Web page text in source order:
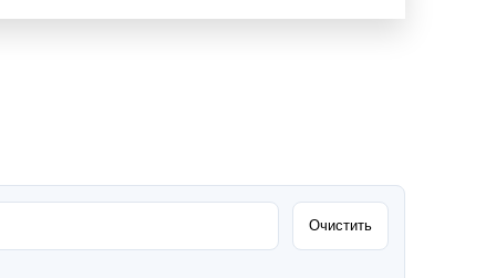
Очистить